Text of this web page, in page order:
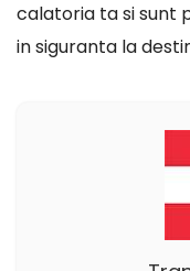
calatoria ta si sunt
in siguranta la